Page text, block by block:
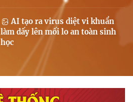
AI tạo ra virus diệt vi khuẩn
làm dấy lên mối lo an toàn sinh
học